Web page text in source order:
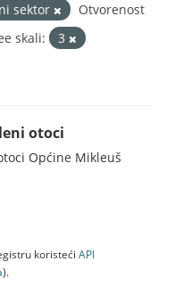
sektor
Otvorenost
skali:
3
otoci
Općine Mikleuš
koristeći API
).